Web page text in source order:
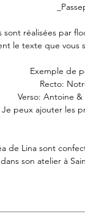
sont réalisées par
le texte que vous
Exemple de
Recto:
Verso: Antoine
Je peux ajouter les
de Lina sont
son atelier à